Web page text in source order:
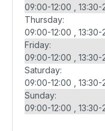
09:00-12:00
13:30-
Thursday:
09:00-12:00
13:30-
Friday:
09:00-12:00
13:30-
Saturday:
09:00-12:00
13:30-
Sunday:
09:00-12:00
13:30-